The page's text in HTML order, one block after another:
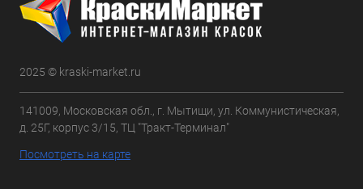
2025 © kraski-market.ru
141009, Московская обл., г. Мытищи, ул. Коммунистическая,
д. 25Г, корпус 3/15, ТЦ "Тракт-Терминал"
Посмотреть на карте